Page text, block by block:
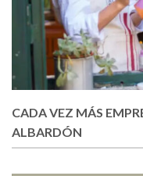
CADA VEZ MÁS
ALBARDÓN